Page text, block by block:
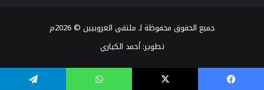
جميع الحقوق محفوظة لـ ملتقى العروبيين © 2026م
تطوير:أحمد الكياري